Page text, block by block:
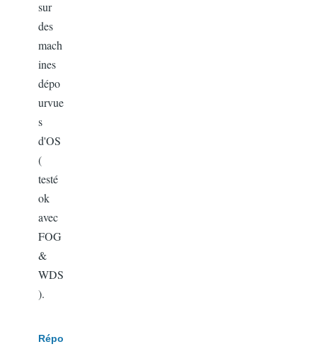
sur
des
mach
ines
dépo
urvue
s
d'OS
(
testé
ok
avec
FOG
&
WDS
).
Répo